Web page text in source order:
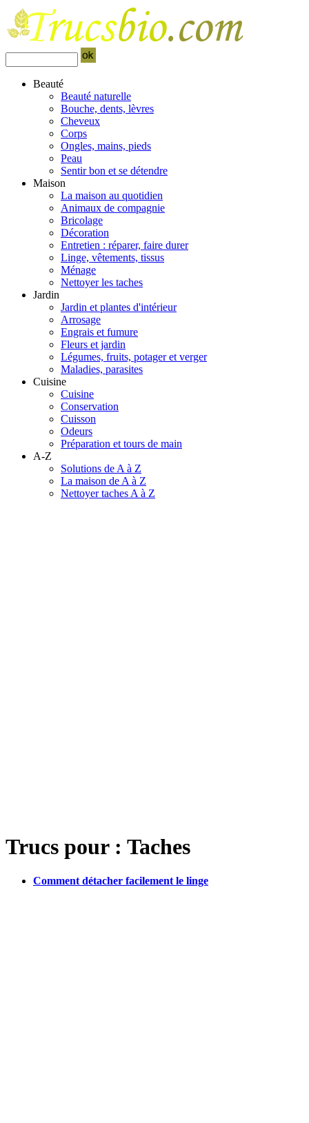
Beauté
Beauté naturelle
Bouche, dents, lèvres
Cheveux
Corps
Ongles, mains, pieds
Peau
Sentir bon et se détendre
Maison
La maison au quotidien
Animaux de compagnie
Bricolage
Décoration
Entretien : réparer, faire durer
Linge, vêtements, tissus
Ménage
Nettoyer les taches
Jardin
Jardin et plantes d'intérieur
Arrosage
Engrais et fumure
Fleurs et jardin
Légumes, fruits, potager et verger
Maladies, parasites
Cuisine
Cuisine
Conservation
Cuisson
Odeurs
Préparation et tours de main
A-Z
Solutions de A à Z
La maison de A à Z
Nettoyer taches A à Z
Trucs pour : Taches
Comment détacher facilement le linge